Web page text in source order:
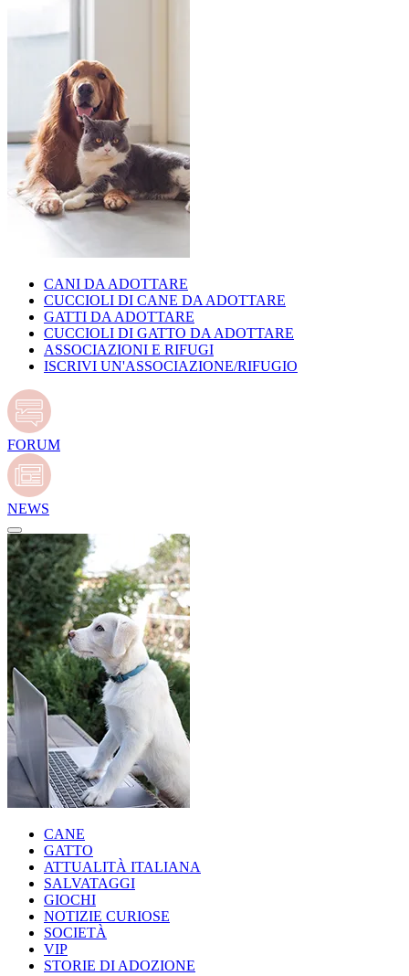
CANI DA ADOTTARE
CUCCIOLI DI CANE DA ADOTTARE
GATTI DA ADOTTARE
CUCCIOLI DI GATTO DA ADOTTARE
ASSOCIAZIONI E RIFUGI
ISCRIVI UN'ASSOCIAZIONE/RIFUGIO
FORUM
NEWS
CANE
GATTO
ATTUALITÀ ITALIANA
SALVATAGGI
GIOCHI
NOTIZIE CURIOSE
SOCIETÀ
VIP
STORIE DI ADOZIONE